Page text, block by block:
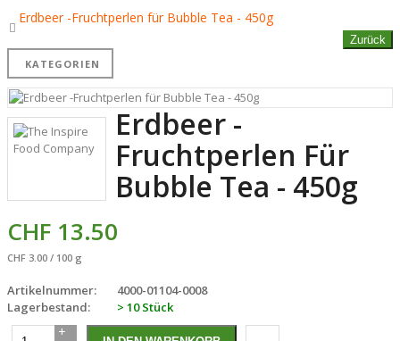
Erdbeer -Fruchtperlen für Bubble Tea - 450g
Zurück
KATEGORIEN
Erdbeer -
Fruchtperlen Für
Bubble Tea - 450g
CHF 13.50
CHF 3.00 / 100 g
Artikelnummer:
4000-01104-0008
Lagerbestand:
> 10 Stück
+